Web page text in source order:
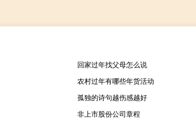
回家过年找父母怎么说
农村过年有哪些年货活动
孤独的诗句越伤感越好
非上市股份公司章程